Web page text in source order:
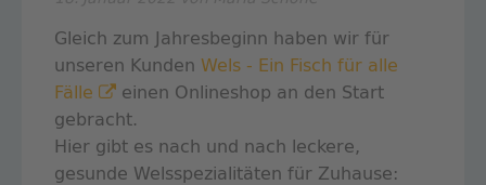
Gleich zum Jahresbeginn haben wir für
unseren Kunden Wels - Ein Fisch für alle
Fälle
einen Onlineshop an den Start
gebracht.
Hier gibt es nach und nach leckere,
gesunde Welsspezialitäten für Zuhause: